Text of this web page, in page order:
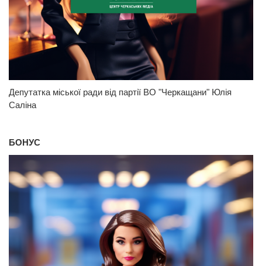
Депутатка міської ради від партії ВО "Черкащани" Юлія
Саліна
БОНУС